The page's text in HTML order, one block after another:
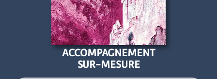
ACCOMPAGNEMENT
SUR-MESURE